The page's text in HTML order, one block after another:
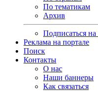
По тематикам
Архив
Подписаться на
Реклама на портале
Поиск
Контакты
О нас
Наши баннеры
Как связаться